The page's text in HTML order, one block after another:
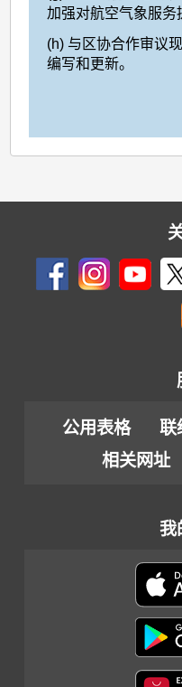
加强对航空气象服务
(h) 与区协合作审议
编写和更新。
公用表格 联
相关网址
我